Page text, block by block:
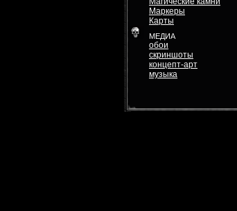
Маркеры
Карты
МЕДИА
обои
скриншоты
концепт-арт
музыка